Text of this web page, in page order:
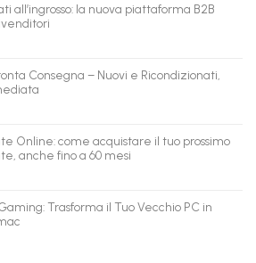
all’ingrosso: la nuova piattaforma B2B
Consegna – Nuovi e Ricondizionati,
Online: come acquistare il tuo prossimo
anche fino a 60 mesi
Trasforma il Tuo Vecchio PC in